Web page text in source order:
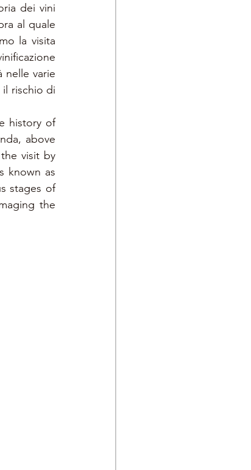
dei vini
al quale
la visita
nelle varie
rischio di
history of
above
visit by
known as
stages of
the